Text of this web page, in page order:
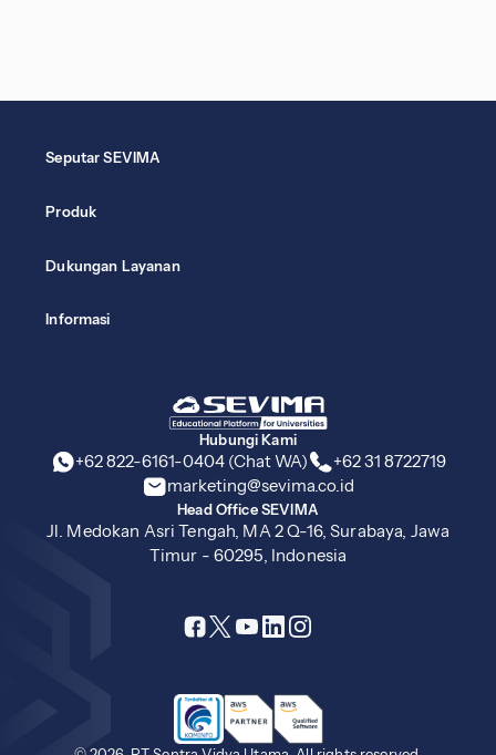
Hubungi Kami
+62 822-6161-0404 (Chat WA)
+62 31 8722719
marketing@sevima.co.id
Head Office SEVIMA
Jl. Medokan Asri Tengah, MA 2 Q-16, Surabaya, Jawa
Timur - 60295, Indonesia
Seputar SEVIMA
Produk
Dukungan Layanan
Informasi